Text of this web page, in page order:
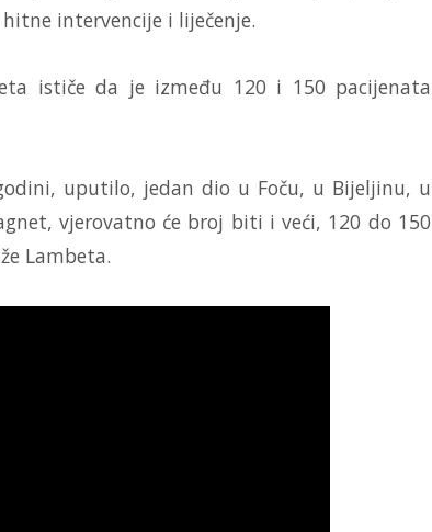
intervencije i liječenje.
ističe da je između 120 i 150 pacijenata
uputilo, jedan dio u Foču, u Bijeljinu, u
vjerovatno će broj biti i veći, 120 do 150
Lambeta.